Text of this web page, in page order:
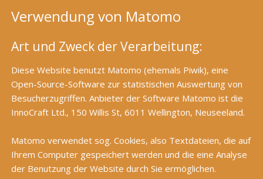
Verwendung von Matomo
Art und Zweck der Verarbeitung:
Diese Website benutzt Matomo (ehemals Piwik), eine
Open-Source-Software zur statistischen Auswertung von
Besucherzugriffen. Anbieter der Software Matomo ist die
InnoCraft Ltd., 150 Willis St, 6011 Wellington, Neuseeland.
Matomo verwendet sog. Cookies, also Textdateien, die auf
Ihrem Computer gespeichert werden und die eine Analyse
der Benutzung der Website durch Sie ermöglichen.